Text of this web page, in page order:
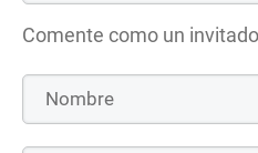
Comente como un